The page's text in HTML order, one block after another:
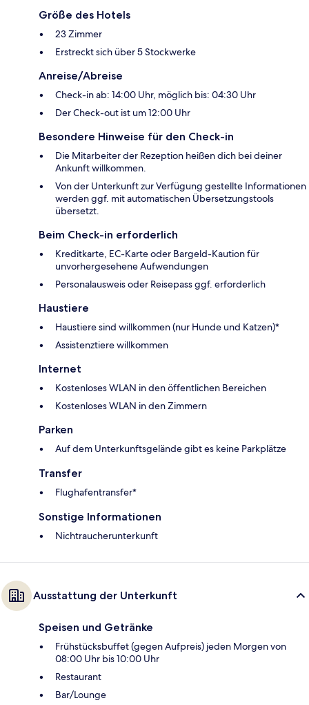
Größe des Hotels
23 Zimmer
Erstreckt sich über 5 Stockwerke
Anreise/Abreise
Check-in ab: 14:00 Uhr, möglich bis: 04:30 Uhr
Der Check-out ist um 12:00 Uhr
Besondere Hinweise für den Check-in
Die Mitarbeiter der Rezeption heißen dich bei deiner
Ankunft willkommen.
Von der Unterkunft zur Verfügung gestellte Informationen
werden ggf. mit automatischen Übersetzungstools
übersetzt.
Beim Check-in erforderlich
Kreditkarte, EC-Karte oder Bargeld-Kaution für
unvorhergesehene Aufwendungen
Personalausweis oder Reisepass ggf. erforderlich
Haustiere
Haustiere sind willkommen (nur Hunde und Katzen)*
Assistenztiere willkommen
Internet
Kostenloses WLAN in den öffentlichen Bereichen
Kostenloses WLAN in den Zimmern
Parken
Auf dem Unterkunftsgelände gibt es keine Parkplätze
Transfer
Flughafentransfer*
Sonstige Informationen
Nichtraucherunterkunft
Ausstattung der Unterkunft
Speisen und Getränke
Frühstücksbuffet (gegen Aufpreis) jeden Morgen von
08:00 Uhr bis 10:00 Uhr
Restaurant
Bar/Lounge